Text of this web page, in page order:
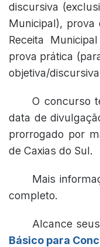
discursiva
Municipal),
Receita
prova prática
objetiva/
O concurso
data de
prorrogado por
de Caxias do Sul.
Mais
completo.
Alcance
Básico para